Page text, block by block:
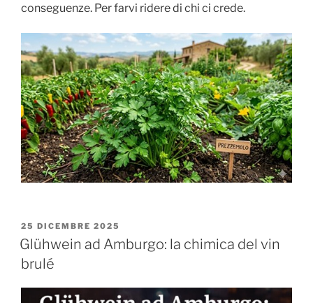
conseguenze. Per farvi ridere di chi ci crede.
PUBBLICATO
IL
25 DICEMBRE 2025
Glühwein ad Amburgo: la chimica del vin
brulé